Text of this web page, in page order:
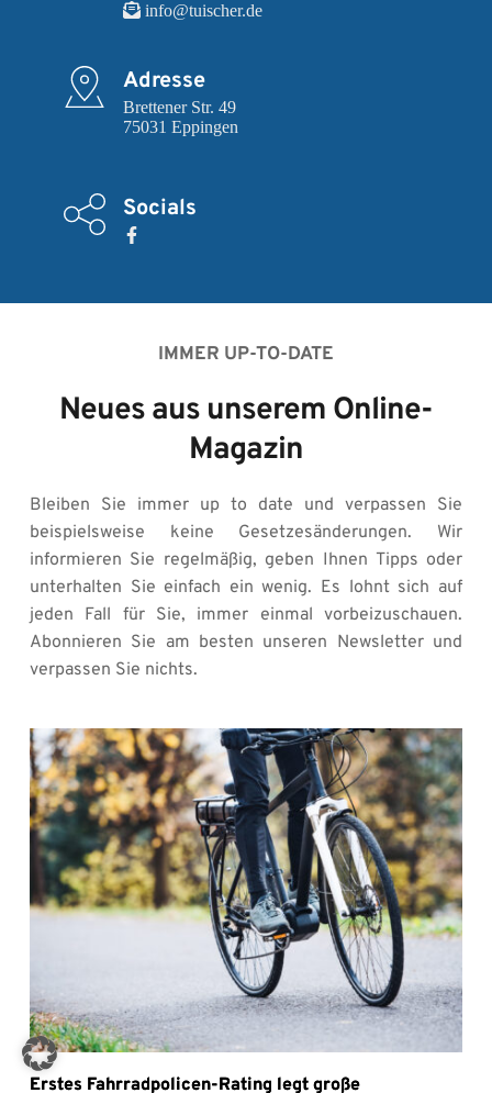
info@tuischer.de
Adresse
Brettener Str. 49
75031 Eppingen
Socials
IMMER UP-TO-DATE
Neues aus unserem Online-
Magazin
Bleiben Sie immer up to date und verpassen Sie
beispielsweise keine Gesetzesänderungen. Wir
informieren Sie regelmäßig, geben Ihnen Tipps oder
unterhalten Sie einfach ein wenig. Es lohnt sich auf
jeden Fall für Sie, immer einmal vorbeizuschauen.
Abonnieren Sie am besten unseren Newsletter und
verpassen Sie nichts.
Erstes Fahrradpolicen-Rating legt große